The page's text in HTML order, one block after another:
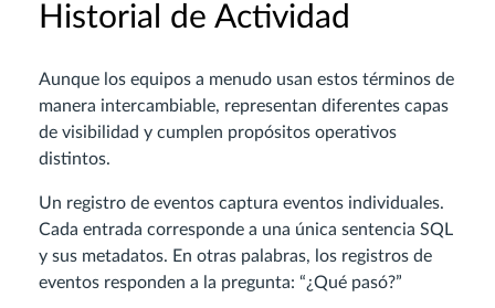
Historial de Actividad
Aunque los equipos a menudo usan estos términos de
manera intercambiable, representan diferentes capas
de visibilidad y cumplen propósitos operativos
distintos.
Un registro de eventos captura eventos individuales.
Cada entrada corresponde a una única sentencia SQL
y sus metadatos. En otras palabras, los registros de
eventos responden a la pregunta: “¿Qué pasó?”